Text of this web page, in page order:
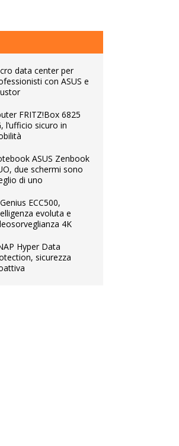
data center per
con ASUS e
FRITZ!Box 6825
l’ufficio sicuro in
ASUS Zenbook
due schermi sono
di uno
ECC500,
evoluta e
4K
Hyper Data
sicurezza